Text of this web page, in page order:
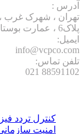
آدرس :
تهران ، شهرک غرب
پلاک6 ، عمارت بوستان ، طبقه دوم، واحد6
ایمیل:
info@vcpco.com
تلفن تماس:
88591102 021
کنترل تردد
امنیت